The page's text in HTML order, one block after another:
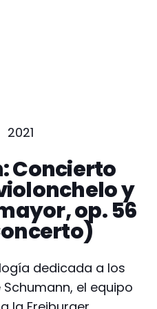
2021
Concierto
y
op. 56
dedicada a los
el equipo